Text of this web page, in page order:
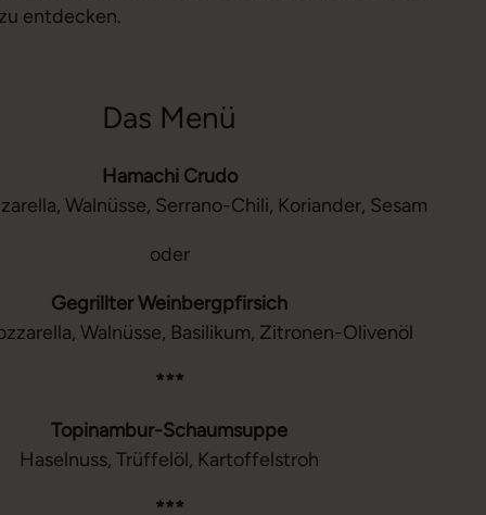
entdecken.
Das Menü
Hamachi Crudo
Walnüsse, Serrano-Chili, Koriander, Sesam
oder
Gegrillter Weinbergpfirsich
Walnüsse, Basilikum, Zitronen-Olivenöl
***
Topinambur-Schaumsuppe
Haselnuss, Trüffelöl, Kartoffelstroh
***